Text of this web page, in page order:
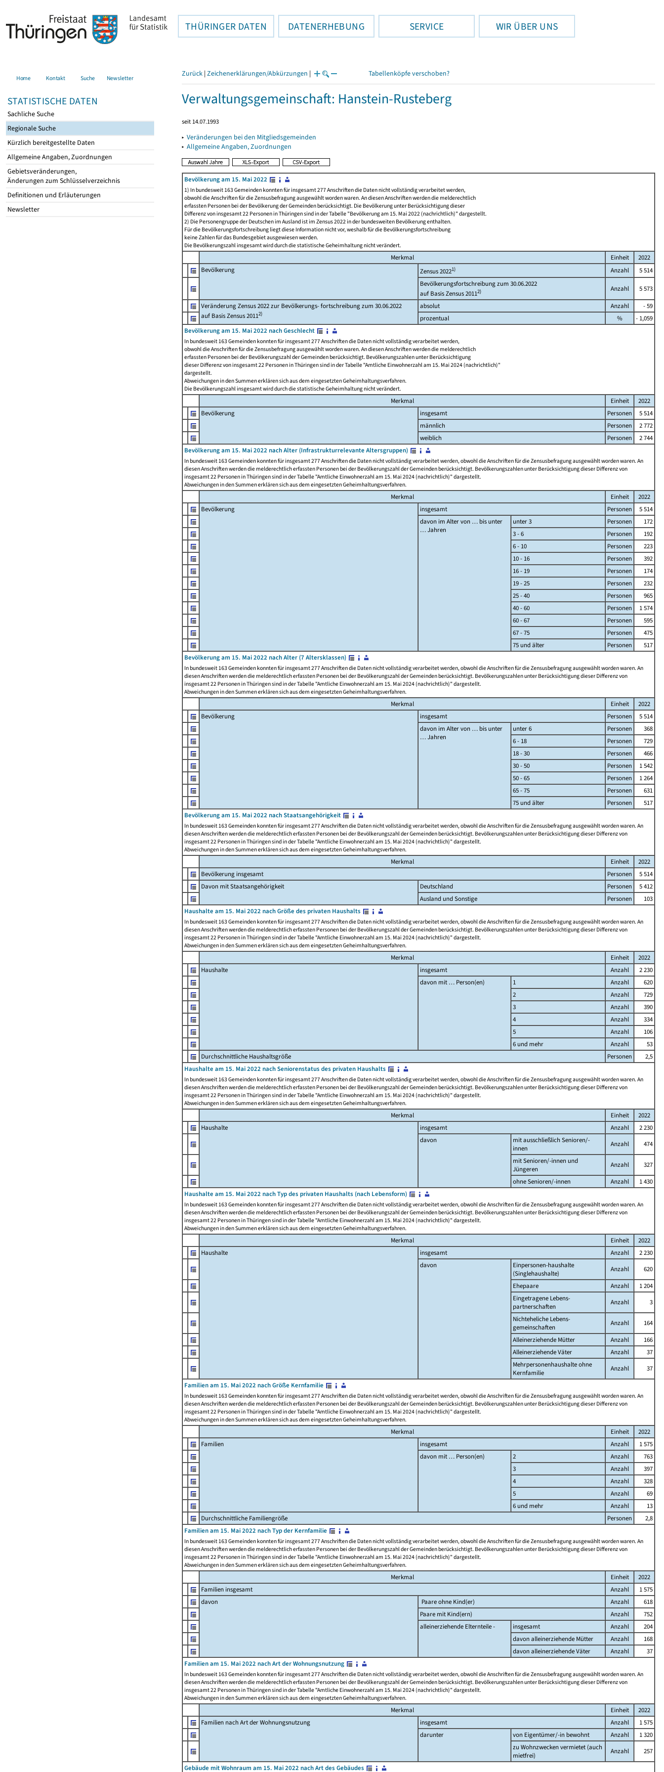
THÜRINGER DATEN DATENERHEBUNG SERVICE WIR ÜBER UNS
Home Kontakt Suche Newsletter
STATISTISCHE DATEN
Sachliche Suche
Regionale Suche
Kürzlich bereitgestellte Daten
Allgemeine Angaben, Zuordnungen
Gebietsveränderungen,
Änderungen zum Schlüsselverzeichnis
Definitionen und Erläuterungen
Newsletter
Zurück | Zeichenerklärungen/Abkürzungen | Tabellenköpfe verschoben?
Verwaltungsgemeinschaft: Hanstein-Rusteberg
seit 14.07.1993
▸ Veränderungen bei den Mitgliedsgemeinden
▸ Allgemeine Angaben, Zuordnungen
Bevölkerung am 15. Mai 2022
1) In bundesweit 163 Gemeinden konnten für insgesamt 277 Anschriften die Daten nicht vollständig verarbeitet werden,
obwohl die Anschriften für die Zensusbefragung ausgewählt worden waren. An diesen Anschriften werden die melderechtlich
erfassten Personen bei der Bevölkerung der Gemeinden berücksichtigt. Die Bevölkerung unter Berücksichtigung dieser
Differenz von insgesamt 22 Personen in Thüringen sind in der Tabelle "Bevölkerung am 15. Mai 2022 (nachrichtlich)" dargestellt.
2) Die Personengruppe der Deutschen im Ausland ist im Zensus 2022 in der bundesweiten Bevölkerung enthalten.
Für die Bevölkerungsfortschreibung liegt diese Information nicht vor, weshalb für die Bevölkerungsfortschreibung
keine Zahlen für das Bundesgebiet ausgewiesen werden.
Die Bevölkerungszahl insgesamt wird durch die statistische Geheimhaltung nicht verändert.
Merkmal Einheit
2022
Bevölkerung
Zensus 20221) Anzahl
5 514
Bevölkerungsfortschreibung zum 30.06.2022
auf Basis Zensus 20112) Anzahl 5 573
Veränderung Zensus 2022 zur Bevölkerungs- fortschreibung zum 30.06.2022
auf Basis Zensus 20112)
absolut Anzahl
- 59
prozentual
%
- 1,059
Bevölkerung am 15. Mai 2022 nach Geschlecht
In bundesweit 163 Gemeinden konnten für insgesamt 277 Anschriften die Daten nicht vollständig verarbeitet werden,
obwohl die Anschriften für die Zensusbefragung ausgewählt worden waren. An diesen Anschriften werden die melderechtlich
erfassten Personen bei der Bevölkerungszahl der Gemeinden berücksichtigt. Bevölkerungszahlen unter Berücksichtigung
dieser Differenz von insgesamt 22 Personen in Thüringen sind in der Tabelle "Amtliche Einwohnerzahl am 15. Mai 2024 (nachrichtlich)"
dargestellt.
Abweichungen in den Summen erklären sich aus dem eingesetzten Geheimhaltungsverfahren.
Die Bevölkerungszahl insgesamt wird durch die statistische Geheimhaltung nicht verändert.
Merkmal Einheit
2022
Bevölkerung
insgesamt Personen
5 514
männlich
Personen
2 772
weiblich
Personen
2 744
Bevölkerung am 15. Mai 2022 nach Alter (Infrastrukturrelevante Altersgruppen)
In bundesweit 163 Gemeinden konnten für insgesamt 277 Anschriften die Daten nicht vollständig verarbeitet werden, obwohl die Anschriften für die Zensusbefragung ausgewählt worden waren. An
diesen Anschriften werden die melderechtlich erfassten Personen bei der Bevölkerungszahl der Gemeinden berücksichtigt. Bevölkerungszahlen unter Berücksichtigung dieser Differenz von
insgesamt 22 Personen in Thüringen sind in der Tabelle "Amtliche Einwohnerzahl am 15. Mai 2024 (nachrichtlich)" dargestellt.
Abweichungen in den Summen erklären sich aus dem eingesetzten Geheimhaltungsverfahren.
Merkmal Einheit
2022
Bevölkerung
insgesamt Personen
5 514
davon im Alter von … bis unter
… Jahren
unter 3 Personen
172
3 - 6
Personen
192
6 - 10
Personen
223
10 - 16
Personen
392
16 - 19
Personen
174
19 - 25
Personen
232
25 - 40
Personen
965
40 - 60
Personen
1 574
60 - 67
Personen
595
67 - 75
Personen
475
75 und älter
Personen
517
Bevölkerung am 15. Mai 2022 nach Alter (7 Altersklassen)
In bundesweit 163 Gemeinden konnten für insgesamt 277 Anschriften die Daten nicht vollständig verarbeitet werden, obwohl die Anschriften für die Zensusbefragung ausgewählt worden waren. An
diesen Anschriften werden die melderechtlich erfassten Personen bei der Bevölkerungszahl der Gemeinden berücksichtigt. Bevölkerungszahlen unter Berücksichtigung dieser Differenz von
insgesamt 22 Personen in Thüringen sind in der Tabelle "Amtliche Einwohnerzahl am 15. Mai 2024 (nachrichtlich)" dargestellt.
Abweichungen in den Summen erklären sich aus dem eingesetzten Geheimhaltungsverfahren.
Merkmal Einheit
2022
Bevölkerung
insgesamt Personen
5 514
davon im Alter von … bis unter
… Jahren
unter 6 Personen
368
6 - 18
Personen
729
18 - 30
Personen
466
30 - 50
Personen
1 542
50 - 65
Personen
1 264
65 - 75
Personen
631
75 und älter
Personen
517
Bevölkerung am 15. Mai 2022 nach Staatsangehörigkeit
In bundesweit 163 Gemeinden konnten für insgesamt 277 Anschriften die Daten nicht vollständig verarbeitet werden, obwohl die Anschriften für die Zensusbefragung ausgewählt worden waren. An
diesen Anschriften werden die melderechtlich erfassten Personen bei der Bevölkerungszahl der Gemeinden berücksichtigt. Bevölkerungszahlen unter Berücksichtigung dieser Differenz von
insgesamt 22 Personen in Thüringen sind in der Tabelle "Amtliche Einwohnerzahl am 15. Mai 2024 (nachrichtlich)" dargestellt.
Abweichungen in den Summen erklären sich aus dem eingesetzten Geheimhaltungsverfahren.
Merkmal Einheit
2022
Bevölkerung insgesamt
Personen
5 514
Davon mit Staatsangehörigkeit
Deutschland Personen
5 412
Ausland und Sonstige
Personen
103
Haushalte am 15. Mai 2022 nach Größe des privaten Haushalts
In bundesweit 163 Gemeinden konnten für insgesamt 277 Anschriften die Daten nicht vollständig verarbeitet werden, obwohl die Anschriften für die Zensusbefragung ausgewählt worden waren. An
diesen Anschriften werden die melderechtlich erfassten Personen bei der Bevölkerungszahl der Gemeinden berücksichtigt. Bevölkerungszahlen unter Berücksichtigung dieser Differenz von
insgesamt 22 Personen in Thüringen sind in der Tabelle "Amtliche Einwohnerzahl am 15. Mai 2024 (nachrichtlich)" dargestellt.
Abweichungen in den Summen erklären sich aus dem eingesetzten Geheimhaltungsverfahren.
Merkmal Einheit
2022
Haushalte
insgesamt Anzahl
2 230
davon mit … Person(en)
1 Anzahl
620
2
Anzahl
729
3
Anzahl
390
4
Anzahl
334
5
Anzahl
106
6 und mehr
Anzahl
53
Durchschnittliche Haushaltsgröße
Personen
2,5
Haushalte am 15. Mai 2022 nach Seniorenstatus des privaten Haushalts
In bundesweit 163 Gemeinden konnten für insgesamt 277 Anschriften die Daten nicht vollständig verarbeitet werden, obwohl die Anschriften für die Zensusbefragung ausgewählt worden waren. An
diesen Anschriften werden die melderechtlich erfassten Personen bei der Bevölkerungszahl der Gemeinden berücksichtigt. Bevölkerungszahlen unter Berücksichtigung dieser Differenz von
insgesamt 22 Personen in Thüringen sind in der Tabelle "Amtliche Einwohnerzahl am 15. Mai 2024 (nachrichtlich)" dargestellt.
Abweichungen in den Summen erklären sich aus dem eingesetzten Geheimhaltungsverfahren.
Merkmal Einheit
2022
Haushalte
insgesamt Anzahl
2 230
davon
mit ausschließlich Senioren/-
innen
Anzahl
474
mit Senioren/-innen und
Jüngeren
Anzahl
327
ohne Senioren/-innen
Anzahl
1 430
Haushalte am 15. Mai 2022 nach Typ des privaten Haushalts (nach Lebensform)
In bundesweit 163 Gemeinden konnten für insgesamt 277 Anschriften die Daten nicht vollständig verarbeitet werden, obwohl die Anschriften für die Zensusbefragung ausgewählt worden waren. An
diesen Anschriften werden die melderechtlich erfassten Personen bei der Bevölkerungszahl der Gemeinden berücksichtigt. Bevölkerungszahlen unter Berücksichtigung dieser Differenz von
insgesamt 22 Personen in Thüringen sind in der Tabelle "Amtliche Einwohnerzahl am 15. Mai 2024 (nachrichtlich)" dargestellt.
Abweichungen in den Summen erklären sich aus dem eingesetzten Geheimhaltungsverfahren.
Merkmal Einheit
2022
Haushalte
insgesamt Anzahl
2 230
davon
Einpersonen-haushalte
(Singlehaushalte)
Anzahl
620
Ehepaare
Anzahl
1 204
Eingetragene Lebens-
partnerschaften
Anzahl
3
Nichteheliche Lebens-
gemeinschaften
Anzahl
164
Alleinerziehende Mütter
Anzahl
166
Alleinerziehende Väter
Anzahl
37
Mehrpersonenhaushalte ohne
Kernfamilie
Anzahl
37
Familien am 15. Mai 2022 nach Größe Kernfamilie
In bundesweit 163 Gemeinden konnten für insgesamt 277 Anschriften die Daten nicht vollständig verarbeitet werden, obwohl die Anschriften für die Zensusbefragung ausgewählt worden waren. An
diesen Anschriften werden die melderechtlich erfassten Personen bei der Bevölkerungszahl der Gemeinden berücksichtigt. Bevölkerungszahlen unter Berücksichtigung dieser Differenz von
insgesamt 22 Personen in Thüringen sind in der Tabelle "Amtliche Einwohnerzahl am 15. Mai 2024 (nachrichtlich)" dargestellt.
Abweichungen in den Summen erklären sich aus dem eingesetzten Geheimhaltungsverfahren.
Merkmal Einheit
2022
Familien
insgesamt Anzahl
1 575
davon mit … Person(en)
2 Anzahl
763
3
Anzahl
397
4
Anzahl
328
5
Anzahl
69
6 und mehr
Anzahl
13
Durchschnittliche Familiengröße
Personen
2,8
Familien am 15. Mai 2022 nach Typ der Kernfamilie
In bundesweit 163 Gemeinden konnten für insgesamt 277 Anschriften die Daten nicht vollständig verarbeitet werden, obwohl die Anschriften für die Zensusbefragung ausgewählt worden waren. An
diesen Anschriften werden die melderechtlich erfassten Personen bei der Bevölkerungszahl der Gemeinden berücksichtigt. Bevölkerungszahlen unter Berücksichtigung dieser Differenz von
insgesamt 22 Personen in Thüringen sind in der Tabelle "Amtliche Einwohnerzahl am 15. Mai 2024 (nachrichtlich)" dargestellt.
Abweichungen in den Summen erklären sich aus dem eingesetzten Geheimhaltungsverfahren.
Merkmal Einheit
2022
Familien insgesamt
Anzahl
1 575
davon
Paare ohne Kind(er) Anzahl
618
Paare mit Kind(ern)
Anzahl
752
alleinerziehende Elternteile -
insgesamt Anzahl
204
davon alleinerziehende Mütter
Anzahl
168
davon alleinerziehende Väter
Anzahl
37
Familien am 15. Mai 2022 nach Art der Wohnungsnutzung
In bundesweit 163 Gemeinden konnten für insgesamt 277 Anschriften die Daten nicht vollständig verarbeitet werden, obwohl die Anschriften für die Zensusbefragung ausgewählt worden waren. An
diesen Anschriften werden die melderechtlich erfassten Personen bei der Bevölkerungszahl der Gemeinden berücksichtigt. Bevölkerungszahlen unter Berücksichtigung dieser Differenz von
insgesamt 22 Personen in Thüringen sind in der Tabelle "Amtliche Einwohnerzahl am 15. Mai 2024 (nachrichtlich)" dargestellt.
Abweichungen in den Summen erklären sich aus dem eingesetzten Geheimhaltungsverfahren.
Merkmal Einheit
2022
Familien nach Art der Wohnungsnutzung
insgesamt Anzahl
1 575
darunter
von Eigentümer/-in bewohnt Anzahl
1 320
zu Wohnzwecken vermietet (auch
mietfrei)
Anzahl
257
Gebäude mit Wohnraum am 15. Mai 2022 nach Art des Gebäudes